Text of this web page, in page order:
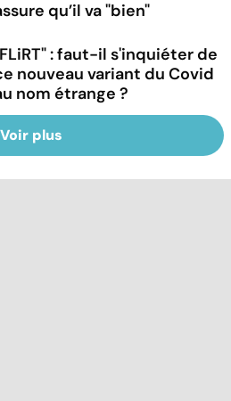
qu’il va "bien"
: faut-il s'inquiéter de
nouveau variant du Covid
nom étrange ?
Voir plus